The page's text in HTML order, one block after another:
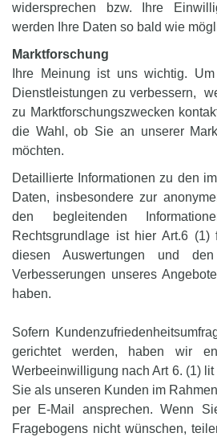
widersprechen bzw. Ihre
werden Ihre Daten so bald wie
Marktforschung
Ihre Meinung ist uns wichtig.
Dienstleistungen zu verbessern,
zu Marktforschungszwecken
die Wahl, ob Sie an unserer
möchten.
Detaillierte Informationen zu den
Daten, insbesondere zur
den begleitenden
Rechtsgrundlage ist hier Art.6
diesen Auswertungen und
Verbesserungen unseres
haben.
Sofern
gerichtet werden, haben wir
Werbeeinwilligung nach Art 6. (1)
Sie als unseren Kunden im
per E-Mail ansprechen. Wenn
Fragebogens nicht wünschen,